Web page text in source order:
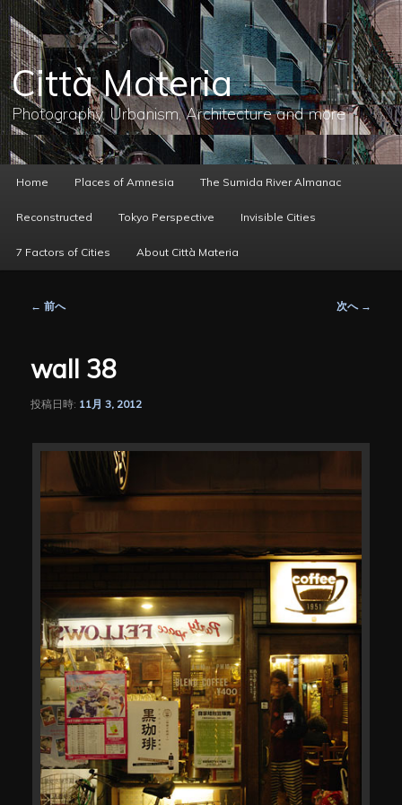
メ
イ
ン
コ
ン
テ
ン
へ
移
動
Città Materia
Photography, Urbanism, Architecture and more
ー
Home Places of Amnesia The Sumida River Almanac
Reconstructed Tokyo Perspective Invisible Cities
7 Factors of Cities About Città Materia
ゲ
シ
ン
← 前へ 次へ →
wall 38
投稿日時: 11月 3, 2012